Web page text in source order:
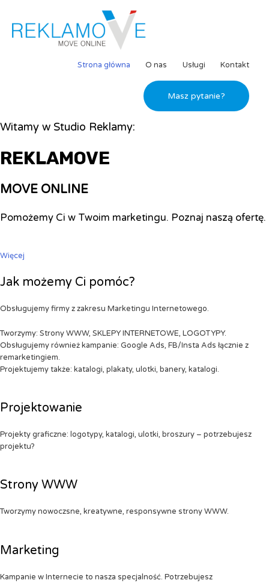
Strona główna O nas Usługi Kontakt
Masz pytanie?
Witamy w Studio Reklamy:
REKLAMOVE
MOVE ONLINE
Pomożemy Ci w Twoim marketingu. Poznaj naszą ofertę.
Więcej
Jak możemy Ci pomóc?
Obsługujemy firmy z zakresu Marketingu Internetowego.
Tworzymy: Strony WWW, SKLEPY INTERNETOWE, LOGOTYPY.
Obsługujemy również kampanie: Google Ads, FB/Insta Ads łącznie z
remarketingiem.
Projektujemy także: katalogi, plakaty, ulotki, banery, katalogi.
Projektowanie
Projekty graficzne: logotypy, katalogi, ulotki, broszury – potrzebujesz
projektu?
Strony WWW
Tworzymy nowoczsne, kreatywne, responsywne strony WWW.
Marketing
Kampanie w Internecie to nasza specjalność. Potrzebujesz